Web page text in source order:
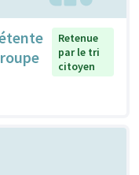
Retenue
par le tri
citoyen